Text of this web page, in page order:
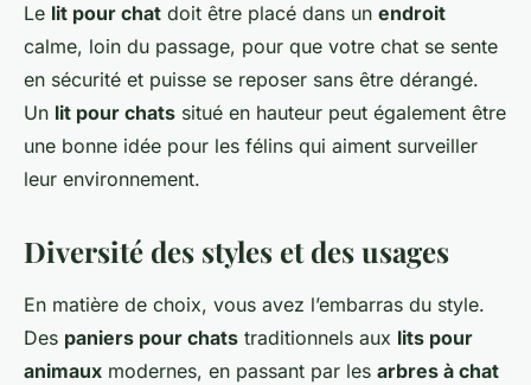
Le lit pour chat doit être placé dans un endroit
calme, loin du passage, pour que votre chat se sente
en sécurité et puisse se reposer sans être dérangé.
Un lit pour chats situé en hauteur peut également être
une bonne idée pour les félins qui aiment surveiller
leur environnement.
Diversité des styles et des usages
En matière de choix, vous avez l’embarras du style.
Des paniers pour chats traditionnels aux lits pour
animaux modernes, en passant par les arbres à chat